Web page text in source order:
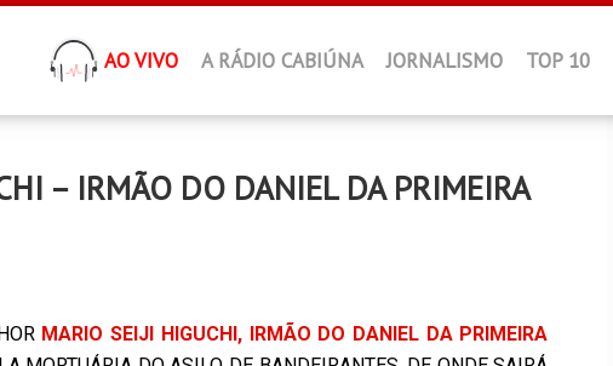
AO VIVO A RÁDIO CABIÚNA JORNALISMO TOP 10
– IRMÃO DO DANIEL DA PRIMEIRA
MARIO SEIJI HIGUCHI, IRMÃO DO DANIEL DA PRIMEIRA